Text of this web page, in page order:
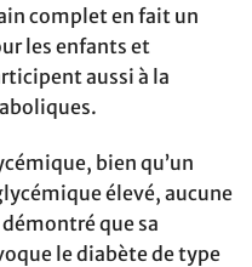
complet en fait un
les enfants et
aussi à la
bien qu’un
élevé, aucune
que sa
le diabète de type